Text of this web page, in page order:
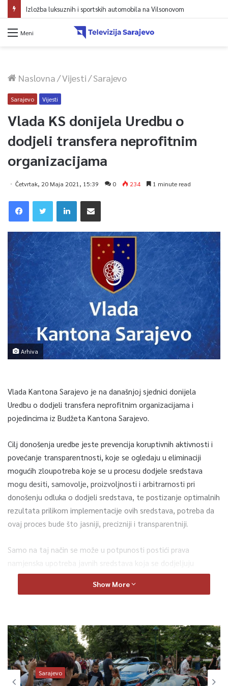
Izložba luksuznih i sportskih automobila na Vilsonovom
Meni
Naslovna/Vijesti/Sarajevo
Sarajevo Vijesti
Vlada KS donijela Uredbu o
dodjeli transfera neprofitnim
organizacijama
Četvrtak, 20 Maja 2021, 15:39 0 234 1 minute read
Arhiva
Vlada Kantona Sarajevo je na današnjoj sjednici donijela
Uredbu o dodjeli transfera neprofitnim organizacijama i
pojedincima iz Budžeta Kantona Sarajevo.
Cilj donošenja uredbe jeste prevencija koruptivnih aktivnosti i
povećanje transparentnosti, koje se ogledaju u eliminaciji
mogućih zloupotreba koje se u procesu dodjele sredstava
mogu desiti, samovolje, proizvoljnosti i arbitrarnosti pri
donošenju odluka o dodjeli sredstava, te postizanje optimalnih
rezultata prilikom implementacije ovih sredstava, potreba da
ovaj proces bude što jasniji, precizniji i transparentniji.
Samo na taj način se može u potpunosti postići prava
namjenska upotreba javnih sredstava koja se dodjeljuju
neprofitnim organizacijama i pojedincima.
postupanjem nosioca budžetskih sredstava u slučaju
neispunjavanja uslova.
Jedna od značajnih aktivnosti koje uredba propisuje jeste
uspostavljanje online registra transfera neprofitnim
Show More
Sarajevo